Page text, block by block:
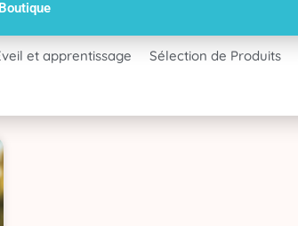
et apprentissage Sélection de Produits